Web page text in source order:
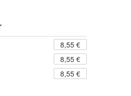
8,55 €
8,55 €
8,55 €